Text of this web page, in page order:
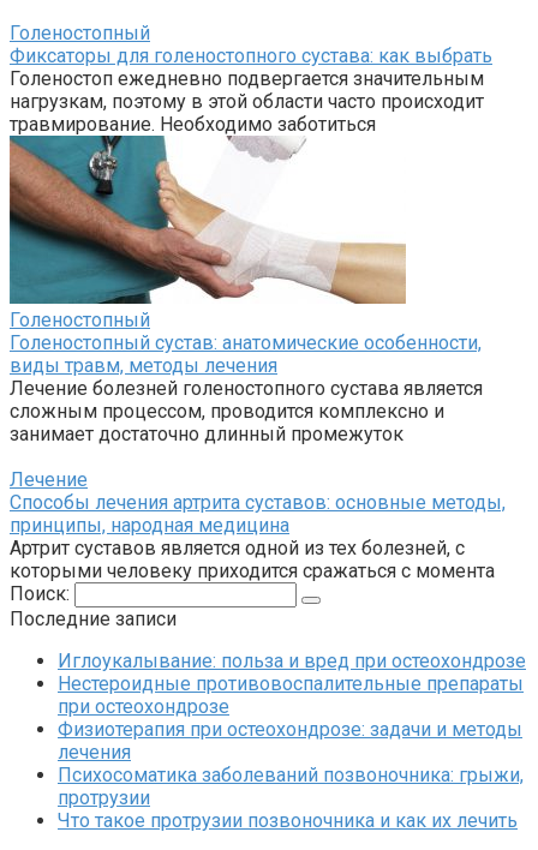
Голеностопный
Фиксаторы для голеностопного сустава: как выбрать
Голеностоп ежедневно подвергается значительным
нагрузкам, поэтому в этой области часто происходит
травмирование. Необходимо заботиться
Голеностопный
Голеностопный сустав: анатомические особенности,
виды травм, методы лечения
Лечение болезней голеностопного сустава является
сложным процессом, проводится комплексно и
занимает достаточно длинный промежуток
Лечение
Способы лечения артрита суставов: основные методы,
принципы, народная медицина
Артрит суставов является одной из тех болезней, с
которыми человеку приходится сражаться с момента
Поиск:
Последние записи
Иглоукалывание: польза и вред при остеохондрозе
Нестероидные противовоспалительные препараты
при остеохондрозе
Физиотерапия при остеохондрозе: задачи и методы
лечения
Психосоматика заболеваний позвоночника: грыжи,
протрузии
Что такое протрузии позвоночника и как их лечить